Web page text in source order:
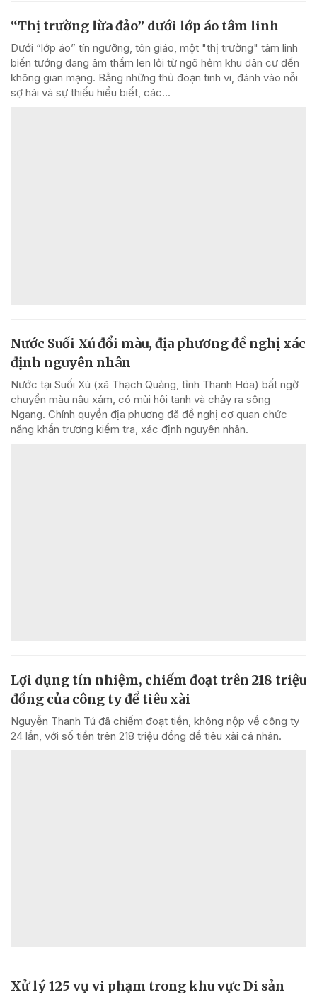
“Thị trường lừa đảo” dưới lớp áo tâm linh
Dưới “lớp áo” tín ngưỡng, tôn giáo, một "thị trường" tâm linh
biến tướng đang âm thầm len lỏi từ ngõ hẻm khu dân cư đến
không gian mạng. Bằng những thủ đoạn tinh vi, đánh vào nỗi
sợ hãi và sự thiếu hiểu biết, các...
Nước Suối Xú đổi màu, địa phương đề nghị xác
định nguyên nhân
Nước tại Suối Xú (xã Thạch Quảng, tỉnh Thanh Hóa) bất ngờ
chuyển màu nâu xám, có mùi hôi tanh và chảy ra sông
Ngang. Chính quyền địa phương đã đề nghị cơ quan chức
năng khẩn trương kiểm tra, xác định nguyên nhân.
Lợi dụng tín nhiệm, chiếm đoạt trên 218 triệu
đồng của công ty để tiêu xài
Nguyễn Thanh Tú đã chiếm đoạt tiền, không nộp về công ty
24 lần, với số tiền trên 218 triệu đồng để tiêu xài cá nhân.
Xử lý 125 vụ vi phạm trong khu vực Di sản